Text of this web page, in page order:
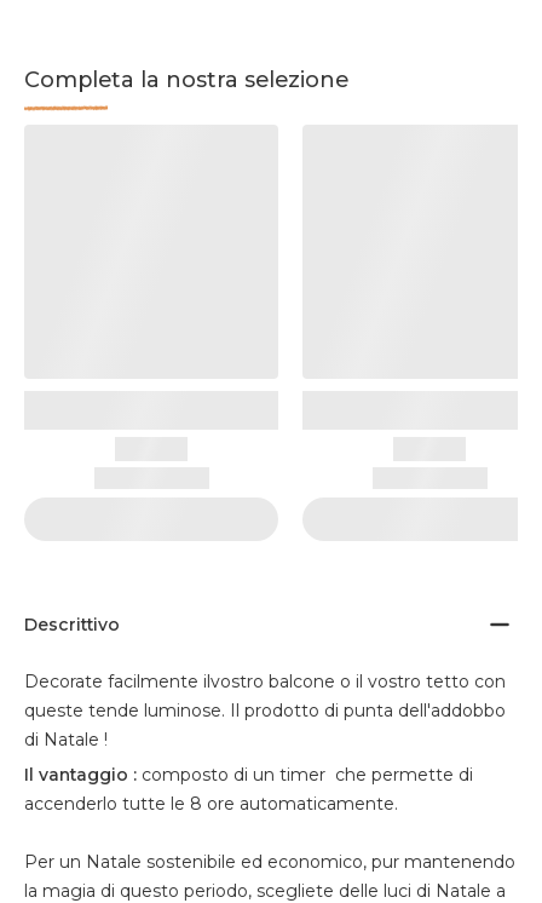
Completa la nostra selezione
Descrittivo
Decorate facilmente ilvostro balcone o il vostro tetto con
queste tende luminose. Il prodotto di punta dell'addobbo
di Natale !
Il vantaggio : composto di un timer che permette di
accenderlo tutte le 8 ore automaticamente.
Per un Natale sostenibile ed economico, pur mantenendo
la magia di questo periodo, scegliete delle luci di Natale a